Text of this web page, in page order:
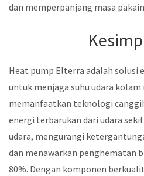
dan memperpanjang masa
Heat pump Elterra adalah solusi
untuk menjaga suhu udara kolam
memanfaatkan teknologi
energi terbarukan dari udara
udara, mengurangi
dan menawarkan penghematan
80%. Dengan komponen